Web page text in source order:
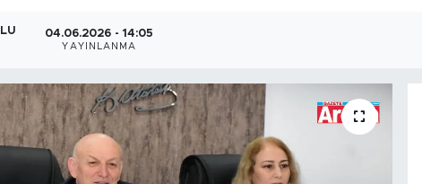
04.06.2026 - 14:05
YAYINLANMA